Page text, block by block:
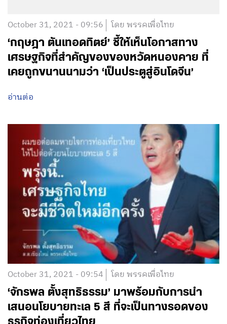
October 31, 2021 - 09:56 โดย พรรคเพื่อไทย
‘กฤษฎา ตันเทอดทิตย์’ ชี้ให้เห็นโอกาสทาง
เศรษฐกิจที่สำคัญของของหวัดหนองคาย ที่
เคยถูกขนานนามว่า ‘เป็นประตูสู่อินโดจีน’
อ่านต่อ
October 31, 2021 - 09:54 โดย พรรคเพื่อไทย
‘จักรพล ตั้งสุทธิธรรม’ มาพร้อมกับการนำ
เสนอนโยบายทะเล 5 สี ที่จะเป็นทางรอดของ
ธุรกิจท่องเที่ยวไทย